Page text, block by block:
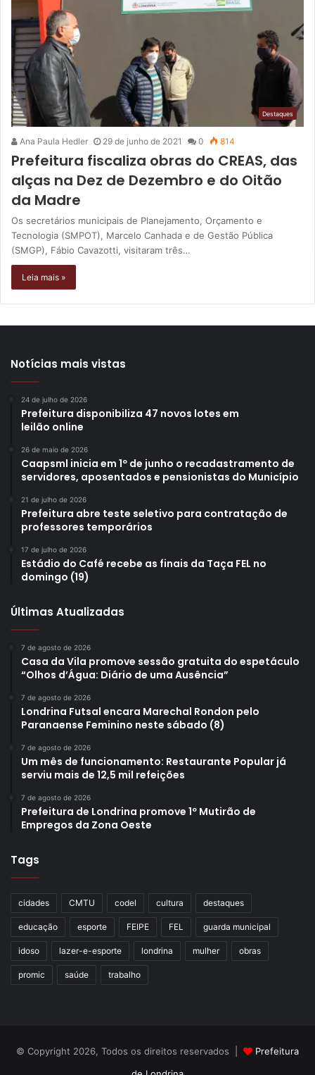
Destaques
Ana Paula Hedler 29 de junho de 2021 0 814
Prefeitura fiscaliza obras do CREAS, das
alças na Dez de Dezembro e do Oitão
da Madre
Os secretários municipais de Planejamento, Orçamento e
Tecnologia (SMPOT), Marcelo Canhada e de Gestão Pública
(SMGP), Fábio Cavazotti, visitaram três…
Leia mais »
Notícias mais vistas
24 de julho de 2026
Prefeitura disponibiliza 47 novos lotes em
leilão online
26 de maio de 2026
Caapsml inicia em 1º de junho o recadastramento de
servidores, aposentados e pensionistas do Município
21 de julho de 2026
Prefeitura abre teste seletivo para contratação de
professores temporários
17 de julho de 2026
Estádio do Café recebe as finais da Taça FEL no
domingo (19)
Últimas Atualizadas
7 de agosto de 2026
Casa da Vila promove sessão gratuita do espetáculo
“Olhos d’Água: Diário de uma Ausência”
7 de agosto de 2026
Londrina Futsal encara Marechal Rondon pelo
Paranaense Feminino neste sábado (8)
7 de agosto de 2026
Um mês de funcionamento: Restaurante Popular já
serviu mais de 12,5 mil refeições
7 de agosto de 2026
Prefeitura de Londrina promove 1º Mutirão de
Empregos da Zona Oeste
Tags
cidades CMTU codel cultura destaques
educação esporte FEIPE FEL guarda municipal
idoso lazer-e-esporte londrina mulher obras
promic saúde trabalho
© Copyright 2026, Todos os direitos reservados |
Prefeitura